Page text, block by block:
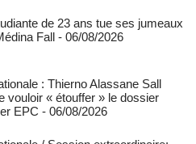
de 23 ans tue ses jumeaux
Fall - 06/08/2026
: Thierno Alassane Sall
vouloir « étouffer » le dossier
EPC - 06/08/2026